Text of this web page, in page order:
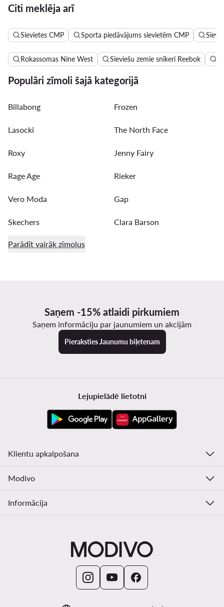
Citi meklēja arī
Sievietes CMP Sporta piedāvājums sievietēm CMP
Rokassomas Nine West Sieviešu zemie snīkeri Reebok
Populāri zīmoli šajā kategorijā
Billabong Frozen
Lasocki The North Face
Roxy Jenny Fairy
Rage Age Rieker
Vero Moda Gap
Skechers Clara Barson
Parādīt vairāk zīmolus
Saņem -15% atlaidi pirkumiem
Saņem informāciju par jaunumiem un akcijām
Pieraksties Jaunumu biļetenam
Lejupielādē lietotni
Klientu apkalpošana
Modivo
Informācija